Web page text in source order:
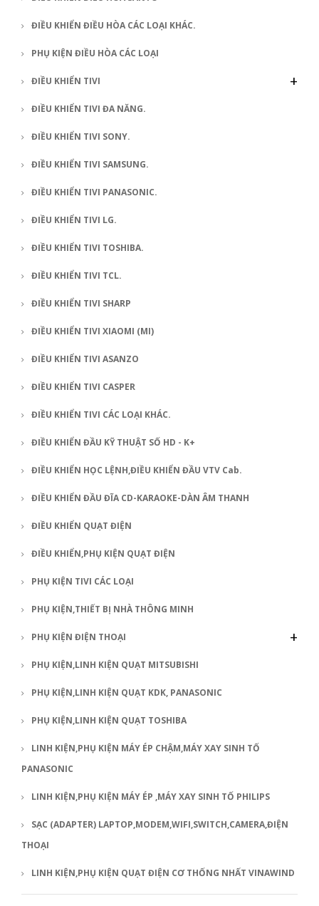
ĐIỀU KHIỂN ĐIỀU HÒA CÁC LOẠI KHÁC.
PHỤ KIỆN ĐIỀU HÒA CÁC LOẠI
ĐIỀU KHIỂN TIVI +
ĐIỀU KHIỂN TIVI ĐA NĂNG.
ĐIỀU KHIỂN TIVI SONY.
ĐIỀU KHIỂN TIVI SAMSUNG.
ĐIỀU KHIỂN TIVI PANASONIC.
ĐIỀU KHIỂN TIVI LG.
ĐIỀU KHIỂN TIVI TOSHIBA.
ĐIỀU KHIỂN TIVI TCL.
ĐIỀU KHIỂN TIVI SHARP
ĐIỀU KHIỂN TIVI XIAOMI (MI)
ĐIỀU KHIỂN TIVI ASANZO
ĐIỀU KHIỂN TIVI CASPER
ĐIỀU KHIỂN TIVI CÁC LOẠI KHÁC.
ĐIỀU KHIỂN ĐẦU KỸ THUẬT SỐ HD - K+
ĐIỀU KHIỂN HỌC LỆNH,ĐIỀU KHIỂN ĐẦU VTV Cab.
ĐIỀU KHIỂN ĐẦU ĐĨA CD-KARAOKE-DÀN ÂM THANH
ĐIỀU KHIỂN QUẠT ĐIỆN
ĐIỀU KHIỂN,PHỤ KIỆN QUẠT ĐIỆN
PHỤ KIỆN TIVI CÁC LOẠI
PHỤ KIỆN,THIẾT BỊ NHÀ THÔNG MINH
PHỤ KIỆN ĐIỆN THOẠI +
PHỤ KIỆN,LINH KIỆN QUẠT MITSUBISHI
PHỤ KIỆN,LINH KIỆN QUẠT KDK, PANASONIC
PHỤ KIỆN,LINH KIỆN QUẠT TOSHIBA
LINH KIỆN,PHỤ KIỆN MÁY ÉP CHẬM,MÁY XAY SINH TỐ
PANASONIC
LINH KIỆN,PHỤ KIỆN MÁY ÉP ,MÁY XAY SINH TỐ PHILIPS
SẠC (ADAPTER) LAPTOP,MODEM,WIFI,SWITCH,CAMERA,ĐIỆN
THOẠI
LINH KIỆN,PHỤ KIỆN QUẠT ĐIỆN CƠ THỐNG NHẤT VINAWIND